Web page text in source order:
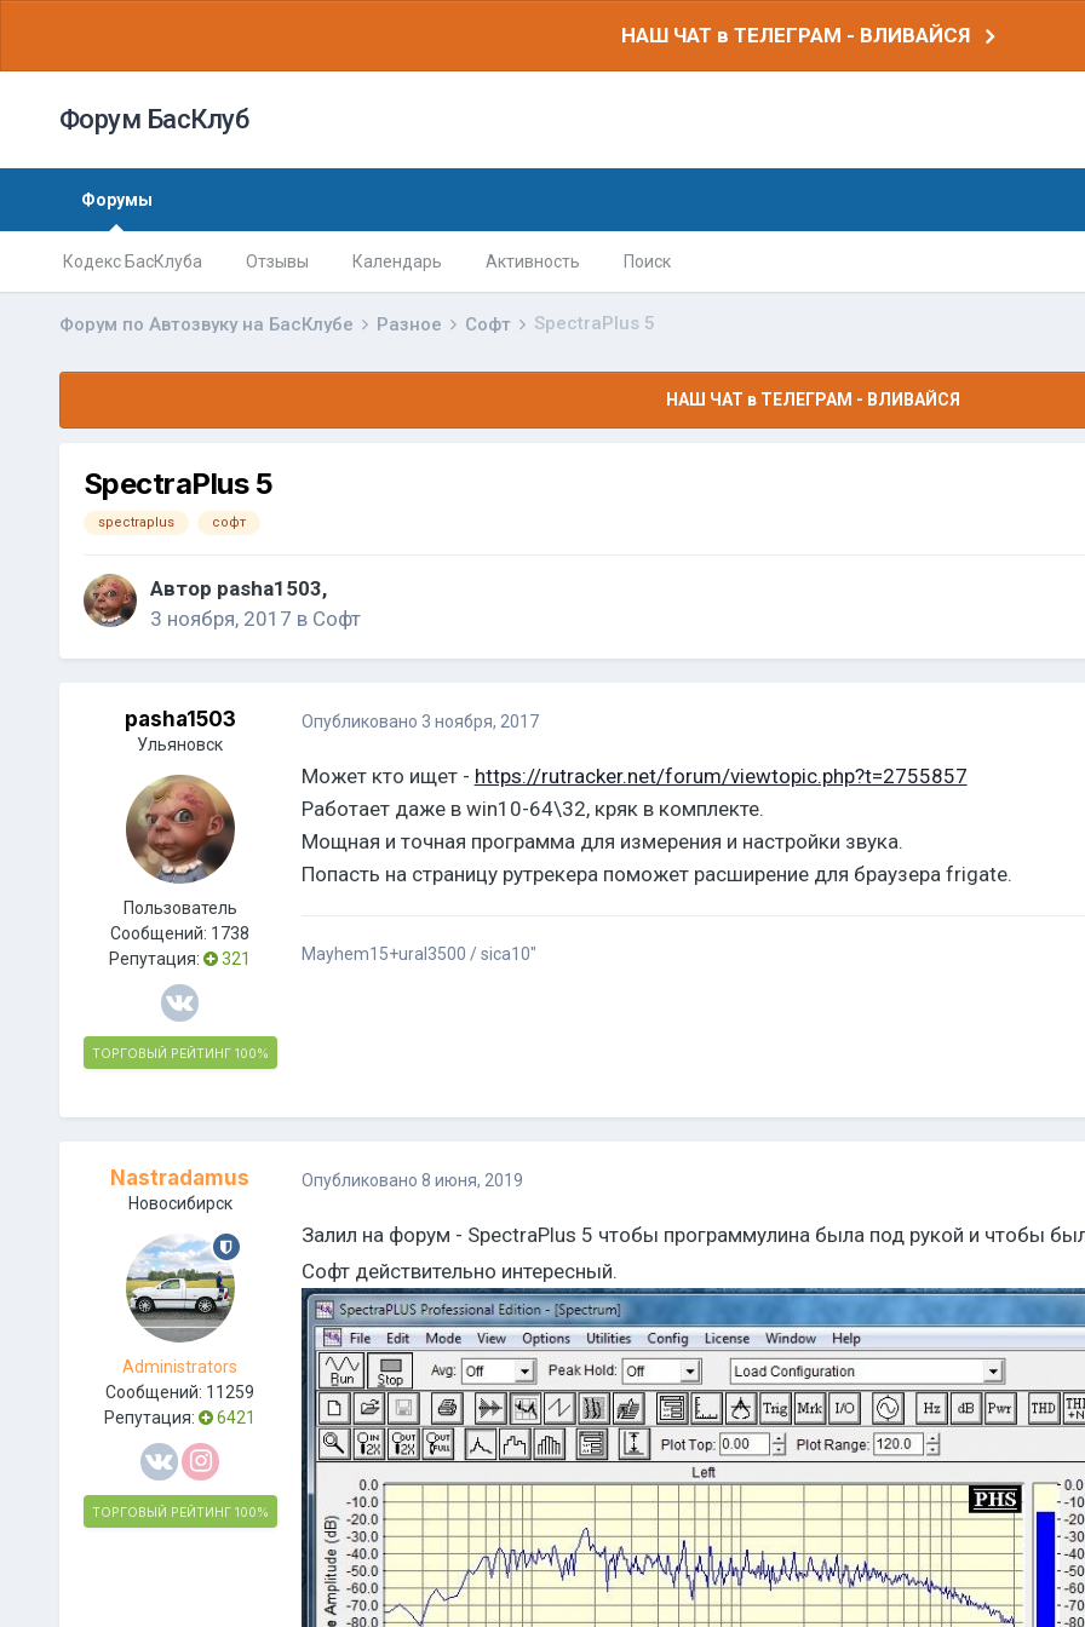
НАШ ЧАТ в ТЕЛЕГРАМ - ВЛИВАЙСЯ
Форум БасКлуб
Форумы
Кодекс БасКлуба Отзывы Календарь Активность Поиск
Форум по Автозвуку на БасКлубе Разное Софт SpectraPlus 5
НАШ ЧАТ в ТЕЛЕГРАМ - ВЛИВАЙСЯ
SpectraPlus 5
spectraplus софт
Автор pasha1503,
3 ноября, 2017 в Софт
pasha1503
Ульяновск
Пользователь
Сообщений: 1738
Репутация:
321
ТОРГОВЫЙ РЕЙТИНГ 100%
Опубликовано 3 ноября, 2017
Может кто ищет - https://rutracker.net/forum/viewtopic.php?t=2755857
Работает даже в win10-64\32, кряк в комплекте.
Мощная и точная программа для измерения и настройки звука.
Попасть на страницу рутрекера поможет расширение для браузера frigate.
Mayhem15+ural3500 / sica10"
Nastradamus
Новосибирск
Administrators
Сообщений: 11259
Репутация:
6421
ТОРГОВЫЙ РЕЙТИНГ 100%
Опубликовано 8 июня, 2019
Залил на форум - SpectraPlus 5 чтобы программулина была под рукой и чтобы
Софт действительно интересный.